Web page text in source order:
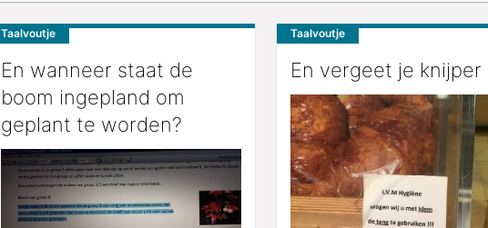
Taalvoutje
En wanneer staat de
boom ingepland om
geplant te worden?
Taalvoutje
En vergeet je knijper